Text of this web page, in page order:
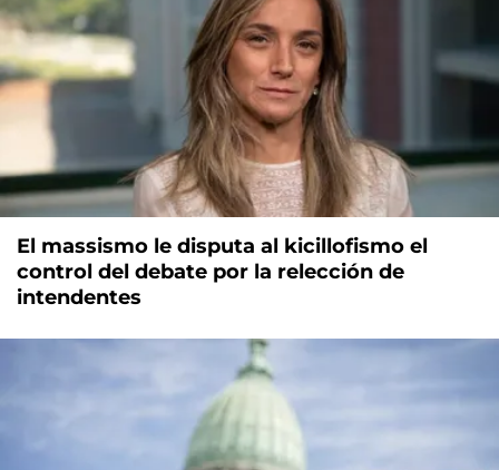
El massismo le disputa al kicillofismo el
control del debate por la relección de
intendentes